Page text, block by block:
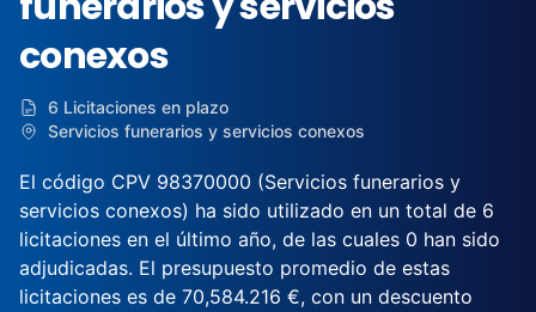
conexos
6 Licitaciones en plazo
Servicios funerarios y servicios conexos
El código CPV 98370000 (Servicios funerarios y
servicios conexos) ha sido utilizado en un total de 6
licitaciones en el último año, de las cuales 0 han sido
adjudicadas. El presupuesto promedio de estas
licitaciones es de 70,584.216 €, con un descuento